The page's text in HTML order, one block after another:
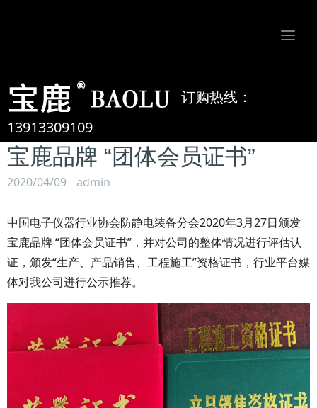
订购热线：
13913309109
中国电子仪器行业协会防静电
装备分会2020年3月27日颁发
宝鹿品牌 “团体会员证书”
2020/04/09 admin
中国电子仪器行业协会防静电装备分会2020年3月27日颁发
宝鹿品牌 “团体会员证书”，并对公司的整体情况进行评估认
证，颁发“生产、产品销售、工程施工”资格证书，行业平台媒
体对我公司进行公示推荐。